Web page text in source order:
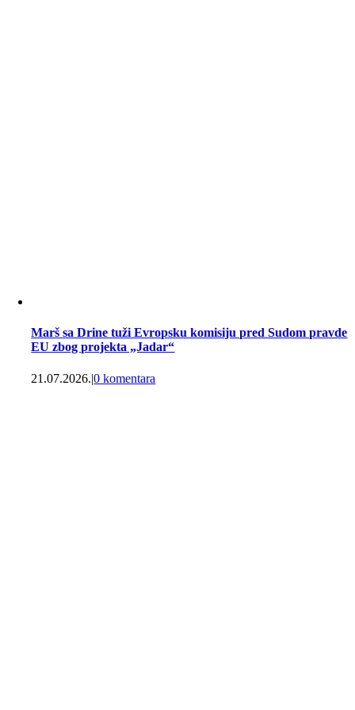
Marš sa Drine tuži Evropsku komisiju pred Sudom pravde
EU zbog projekta „Jadar“
21.07.2026.|0 komentara